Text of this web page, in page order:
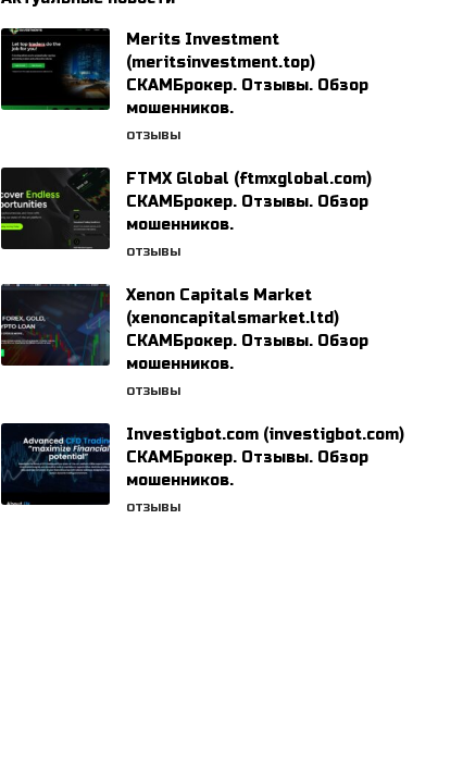
Merits Investment
(meritsinvestment.top)
СКАМБрокер. Отзывы. Обзор
мошенников.
ОТЗЫВЫ
FTMX Global (ftmxglobal.com)
СКАМБрокер. Отзывы. Обзор
мошенников.
ОТЗЫВЫ
Xenon Capitals Market
(xenoncapitalsmarket.ltd)
СКАМБрокер. Отзывы. Обзор
мошенников.
ОТЗЫВЫ
Investigbot.com (investigbot.com)
СКАМБрокер. Отзывы. Обзор
мошенников.
ОТЗЫВЫ